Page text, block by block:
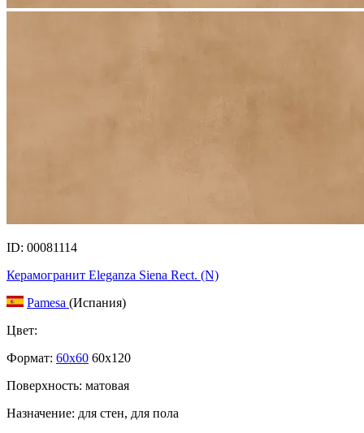
ID: 00081114
Керамогранит Eleganza Siena Rect. (N)
Pamesa (Испания)
Цвет:
Формат: 60x60 60x120
Поверхность: матовая
Назначение: для стен, для пола